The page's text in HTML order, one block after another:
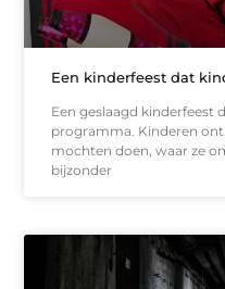
Een kinderfeest dat
Een geslaagd kinderfeest
programma. Kinderen
mochten doen, waar ze
bijzonder